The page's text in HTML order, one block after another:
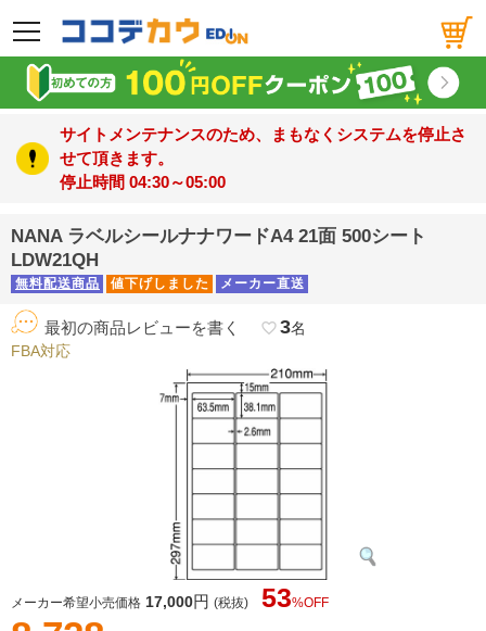
メニュー
サイトメンテナンスのため、まもなくシステムを停止さ
せて頂きます。
停止時間 04:30～05:00
NANA ラベルシールナナワードA4 21面 500シート
LDW21QH
無料配送商品 値下げしました メーカー直送
最初の商品レビューを書く favorite_border3名
FBA対応
メーカー希望小売価格 17,000円 (税抜) 53%OFF